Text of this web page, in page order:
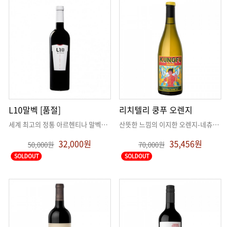
L10말벡 [품절]
세계 최고의 정통 아르헨티나 말벡의 맛과 향을 느낄 수 있는 . .
50,000원 32,000원
리치텔리 쿵푸 오렌지
산뜻한 느낌의 이지한 오렌지-네츄럴 화이트 와인
70,000원 35,456원